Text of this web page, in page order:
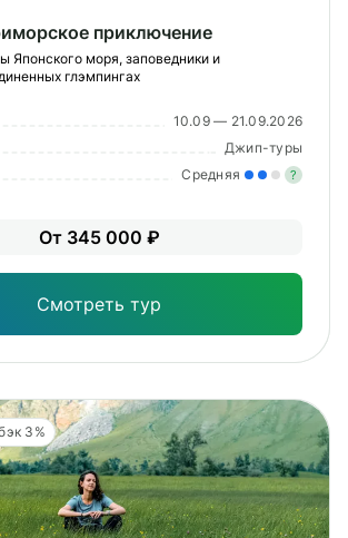
приключение
Японского моря, заповедники и
глэмпингах
10.09 — 21.09.2026
Джип-туры
Средняя ?
От 345 000 ₽
Смотреть тур
3%